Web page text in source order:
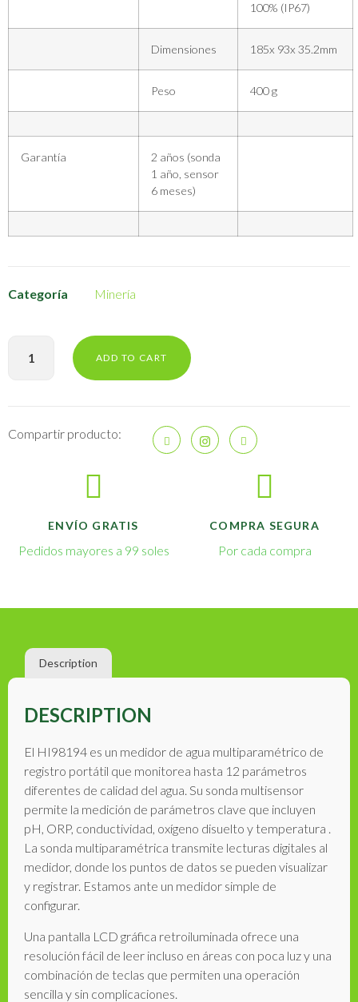
100% (IP67)
Dimensiones 185x 93x 35.2mm
Peso 400 g
Garantía
2 años (sonda
1 año, sensor
6 meses)
Categoría Minería
ADD TO CART
Compartir producto:
ENVÍO GRATIS
Pedidos mayores a 99 soles
COMPRA SEGURA
Por cada compra
Description
DESCRIPTION
El HI98194 es un medidor de agua multiparamétrico de
registro portátil que monitorea hasta 12 parámetros
diferentes de calidad del agua. Su sonda multisensor
permite la medición de parámetros clave que incluyen
pH, ORP, conductividad, oxígeno disuelto y temperatura .
La sonda multiparamétrica transmite lecturas digitales al
medidor, donde los puntos de datos se pueden visualizar
y registrar. Estamos ante un medidor simple de
configurar.
Una pantalla LCD gráfica retroiluminada ofrece una
resolución fácil de leer incluso en áreas con poca luz y una
combinación de teclas que permiten una operación
sencilla y sin complicaciones.